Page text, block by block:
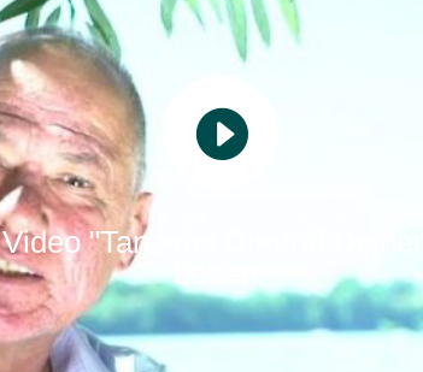

Video "Tanz mit Dir und
Leben"